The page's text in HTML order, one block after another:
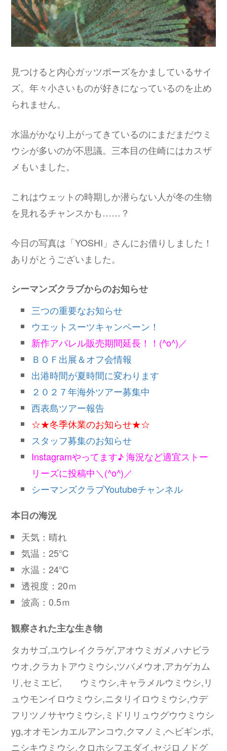
見つけると内心ガッツポーズをかましているサイ
ズ。年々小さいものが好きになっているのを止め
られません。
水温がかなり上がってきているのにまだまだウミ
ウシが多いのが不思議。三本目の住崎にはカスザ
メもいました。
これはウェットの時期しか潜らない人が冬の生物
を見れるチャンスかも……？
今日の写真は「YOSHI」さんにお借りしました！
ありがとうございました。
シーマンズクラブからのお知らせ
三つの重要なお知らせ
ウエットスーツキャンペーン！
新作アパレル販売期間延長！！(^o^)／
ＢＯＦ出展＆オフ会情報
出港時間が夏時間に変わります
２０２７年海外ツアー募集中
西表島ツアー報告
☆★冬季休業のお知らせ★☆
スタッフ募集のお知らせ
Instagramやってます♪ 海況など適宜ストー
リーズに投稿中＼(^o^)／
シーマンズクラブYoutubeチャンネル
本日の海況
天気：晴れ
気温：25℃
水温：24℃
透視度：20ｍ
波高：0.5ｍ
観察された主な生き物
タカサゴ,ユウレイクラゲ,アオウミガメ,ハナビラ
ウオ,クラカトアウミウシ,ツバメウオ,アカゲカム
リ,セミエビ, ウミウシ,キャラメルウミウシ,リ
ュウモンイロウミウシ,ニタリイロウミウシ,ウデ
フリツノサヤウミウシ,ミドリリュウグウウミウシ
yg,オオモンカエルアンコウ,クマノミ,ヘビギンポ,
ニシキウミウシ,クロホシフエダイ,セジロノドグ